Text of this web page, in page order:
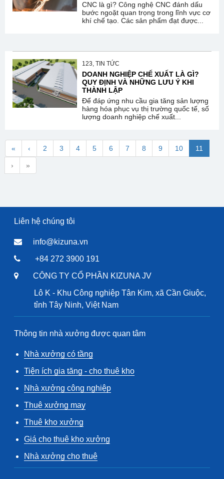
CNC là gì? Công nghệ CNC đánh dấu
bước ngoặt quan trọng trong lĩnh vực cơ
khí chế tạo. Các sản phẩm đạt được...
123, TIN TỨC
DOANH NGHIỆP CHẾ XUẤT LÀ GÌ?
QUY ĐỊNH VÀ NHỮNG LƯU Ý KHI
THÀNH LẬP
Để đáp ứng nhu cầu gia tăng sản lượng
hàng hóa phục vụ thị trường quốc tế, số
lượng doanh nghiệp chế xuất...
« ‹ 2 3 4 5 6 7 8 9 10 11
› »
Liên hệ chúng tôi
info@kizuna.vn
+84 272 3900 191
CÔNG TY CỔ PHẦN KIZUNA JV
Lô K - Khu Công nghiệp Tân Kim, xã Cần Giuộc,
tỉnh Tây Ninh, Việt Nam
Thông tin nhà xưởng được quan tâm
Nhà xưởng có tầng
Tiện ích gia tăng - cho thuê kho
Nhà xưởng công nghiệp
Thuê xưởng may
Thuê kho xưởng
Giá cho thuê kho xưởng
Nhà xưởng cho thuê